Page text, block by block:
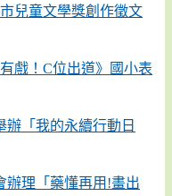
兒童文學獎創作徵文
戲！C位出道》國小表
辦「我的永續行動日
辦理「藥懂再用!畫出